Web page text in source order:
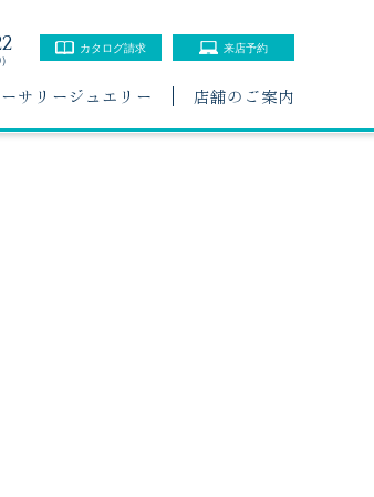
カタログ請求 来店予約
サリージュエリー 店舗のご案内